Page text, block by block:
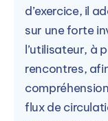
d’exercice, il
sur une forte
l’utilisateur, à
rencontres,
flux de